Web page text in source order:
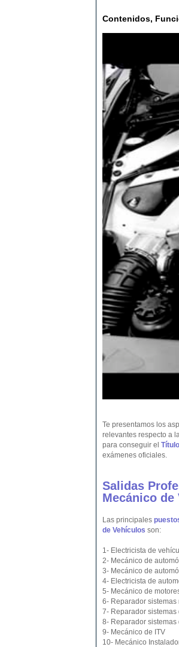
Contenidos,
Te presentamos los
relevantes respecto a la
para conseguir el
exámenes oficiales.
Salidas
Mecánico de
Las principales
de Vehículos son:
1- Electricista de
2- Mecánico de
3- Mecánico de
4- Electricista de
5- Mecánico de
6- Reparador
7- Reparador
8- Reparador
9- Mecánico de ITV
10- Mecánico